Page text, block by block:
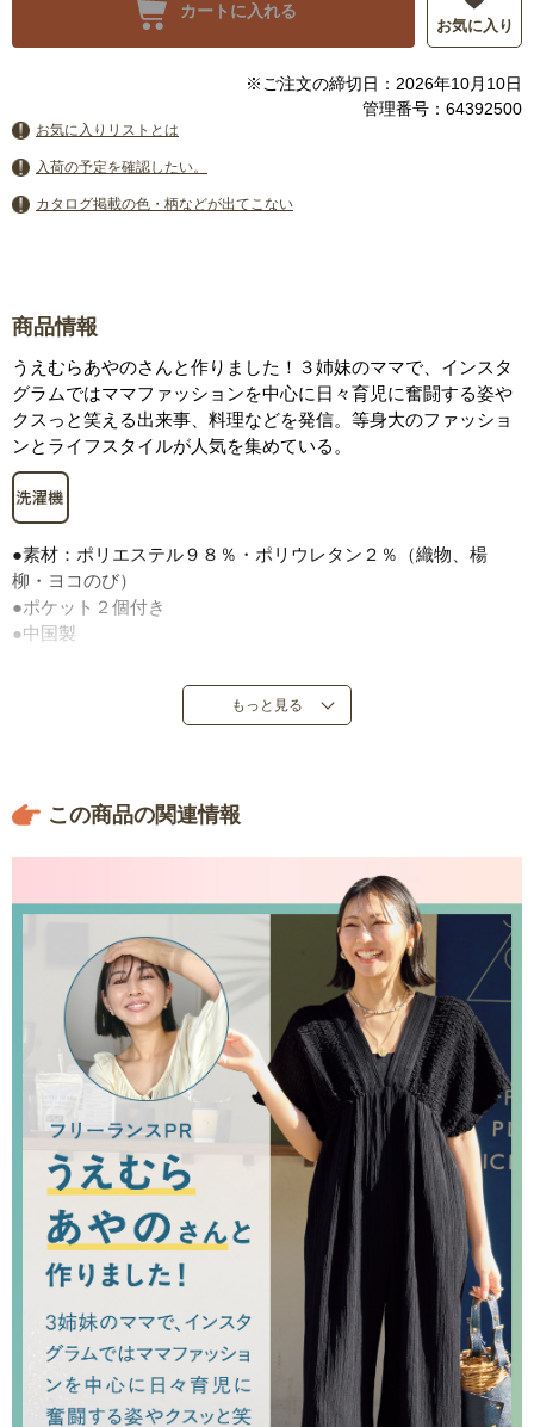
カートに入れる
お気に入り
※ご注文の締切日：2026年10月10日
管理番号：64392500
お気に入りリストとは
入荷の予定を確認したい。
カタログ掲載の色・柄などが出てこない
商品情報
うえむらあやのさんと作りました！３姉妹のママで、インスタ
グラムではママファッションを中心に日々育児に奮闘する姿や
クスっと笑える出来事、料理などを発信。等身大のファッショ
ンとライフスタイルが人気を集めている。
●素材：ポリエステル９８％・ポリウレタン２％（織物、楊
柳・ヨコのび）
●ポケット２個付き
●中国製
もっと見る
この商品の関連情報